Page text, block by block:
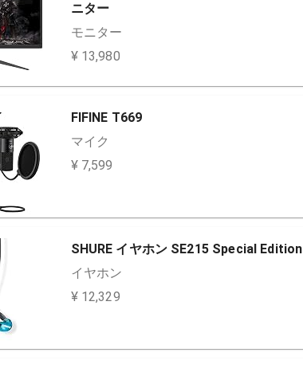
ニター
モニター
¥ 13,980
FIFINE T669
マイク
¥ 7,599
SHURE イヤホン SE215 Special Edition
イヤホン
¥ 12,329